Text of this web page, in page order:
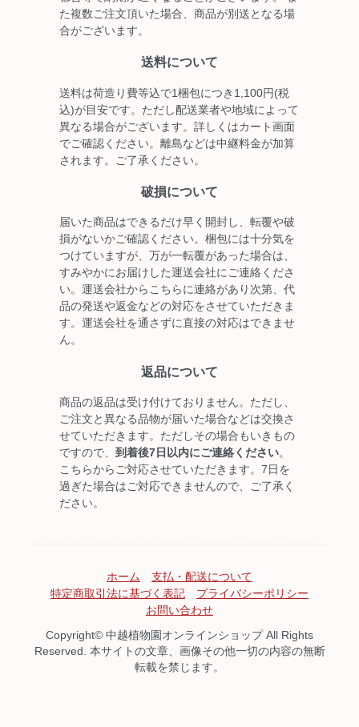
た複数ご注文頂いた場合、商品が別送となる場
合がございます。
送料について
送料は荷造り費等込で1梱包につき1,100円(税
込)が目安です。ただし配送業者や地域によって
異なる場合がございます。詳しくはカート画面
でご確認ください。離島などは中継料金が加算
されます。ご了承ください。
破損について
届いた商品はできるだけ早く開封し、転覆や破
損がないかご確認ください。梱包には十分気を
つけていますが、万が一転覆があった場合は、
すみやかにお届けした運送会社にご連絡くださ
い。運送会社からこちらに連絡があり次第、代
品の発送や返金などの対応をさせていただきま
す。運送会社を通さずに直接の対応はできませ
ん。
返品について
商品の返品は受け付けておりません。ただし、
ご注文と異なる品物が届いた場合などは交換さ
せていただきます。ただしその場合もいきもの
ですので、 到着後7日以内にご連絡ください。
こちらからご対応させていただきます。7日を
過ぎた場合はご対応できませんので、ご了承く
ださい。
ホーム
支払・配送について
特定商取引法に基づく表記
プライバシーポリシー
お問い合わせ
Copyright© 中越植物園オンラインショップ All Rights
Reserved. 本サイトの文章、画像その他一切の内容の無断
転載を禁じます。